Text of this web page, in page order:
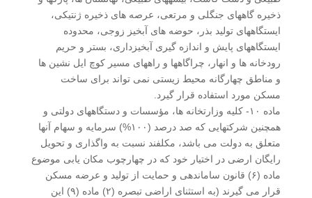
ذخیره گاههای جنگلی و مرتعی، عرصه های ذخیره ژنتیکی،
ایستگاههای تولید بذر، حوضه های آبخیز زوجی، محدوده
ایستگاههای پایش و اندازه گیری آبخیزداری، بستر و حریم
رودخانه ها و انهار، چراگاهها و راههای مسیر کوچ ایل نشین ها
و مناطق چهارگانه محیط زیستی نمی تواند برای ساخت
مسکن مورد استفاده قرار گیرد.
ماده ۱۰- کلیه وزارتخانه ها، مؤسسات و دستگاههای دولتی و
همچنین شرکتهایی که صد درصد (۱۰۰%) سرمایه و سهام آنها
متعلق به دولت می باشد، مکلفند نسبت به واگذاری و تحویل
رایگان ارضی در اختیار خود که در چهارچوب مکان یابی موضوع
ماده (۶) قانون ساماندهی و حمایت از تولید و عرضه مسکن
قرار می گیرند (به استثنای اراضی تبصره (۲) ماده (۹) این